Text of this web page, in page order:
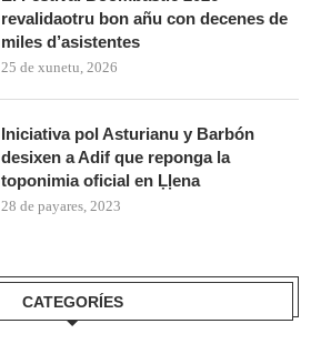
revalidaotru bon añu con decenes de
miles d’asistentes
25 de xunetu, 2026
Iniciativa pol Asturianu y Barbón
desixen a Adif que reponga la
toponimia oficial en Ḷḷena
28 de payares, 2023
CATEGORÍES